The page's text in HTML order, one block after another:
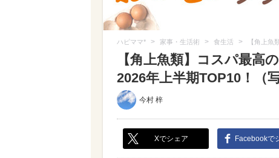
ハピママ* > 家事・生活術 > 食生活 > 【角上魚
【角上魚類】コスパ最高
2026年上半期TOP10！（写
今村 梓
Xでシェア Facebookで